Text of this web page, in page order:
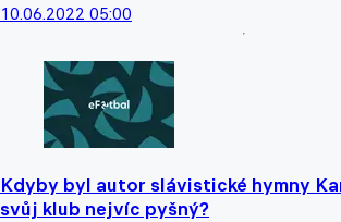
10.06.2022 05:00
Kdyby byl autor slávistické hymny
svůj klub nejvíc pyšný?